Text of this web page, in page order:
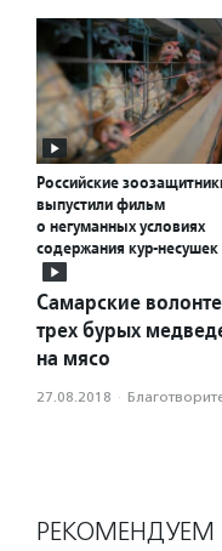
Российские
выпустили фильм
о негуманных условиях
содержания кур-несушек
Самарские
трех бурых
на мясо
27.08.2018 ·
РЕКОМЕНДУЕМ